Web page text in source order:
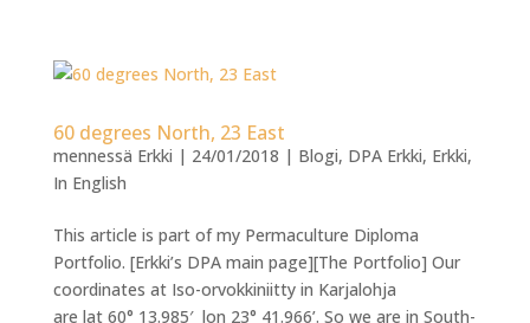
60 degrees North, 23 East
mennessä Erkki | 24/01/2018 | Blogi, DPA Erkki, Erkki,
In English
This article is part of my Permaculture Diploma
Portfolio. [Erkki’s DPA main page][The Portfolio] Our
coordinates at Iso-orvokkiniitty in Karjalohja
are lat 60° 13.985′ lon 23° 41.966’. So we are in South-